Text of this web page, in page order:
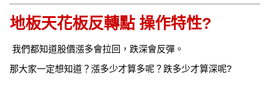
地板天花板反轉點 操作特性?
我們都知道股價漲多會拉回，跌深會反彈。
那大家一定想知道？漲多少才算多呢？跌多少才算深呢?